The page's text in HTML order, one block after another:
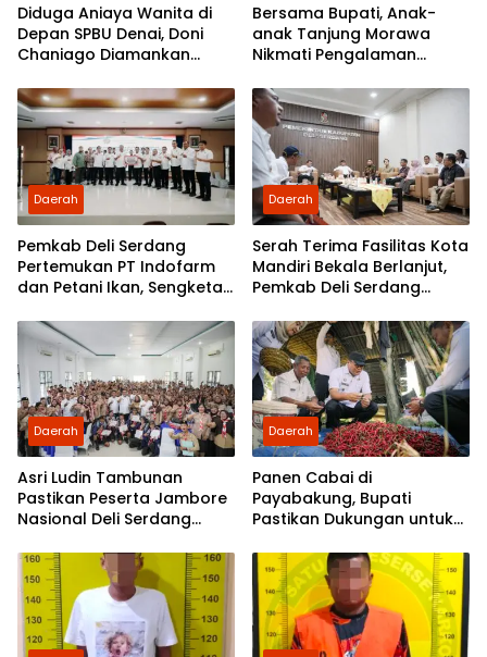
Diduga Aniaya Wanita di
Depan SPBU Denai, Doni
Chaniago Diamankan
Bersama Bupati, Anak-
anak Tanjung Morawa
Nikmati Pengalaman
Daerah
Pemkab Deli Serdang
Pertemukan PT Indofarm
dan Petani Ikan, Sengketa
Daerah
Serah Terima Fasilitas Kota
Mandiri Bekala Berlanjut,
Pemkab Deli Serdang
Daerah
Asri Ludin Tambunan
Pastikan Peserta Jambore
Nasional Deli Serdang
Biaya
Daerah
Panen Cabai di
Payabakung, Bupati
Pastikan Dukungan untuk